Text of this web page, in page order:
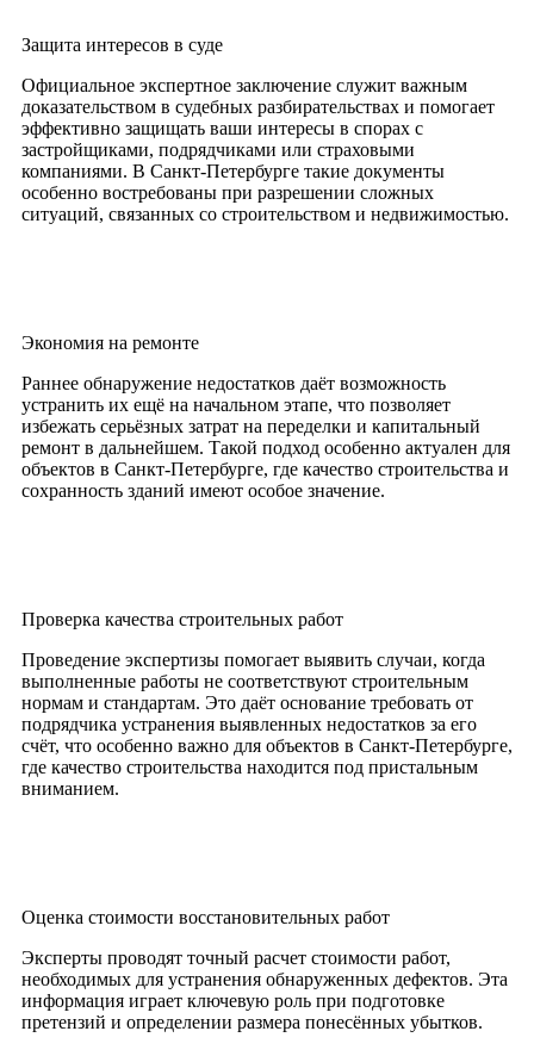
Защита интересов в суде
Официальное экспертное заключение служит важным
доказательством в судебных разбирательствах и помогает
эффективно защищать ваши интересы в спорах с
застройщиками, подрядчиками или страховыми
компаниями. В Санкт-Петербурге такие документы
особенно востребованы при разрешении сложных
ситуаций, связанных со строительством и недвижимостью.
Экономия на ремонте
Раннее обнаружение недостатков даёт возможность
устранить их ещё на начальном этапе, что позволяет
избежать серьёзных затрат на переделки и капитальный
ремонт в дальнейшем. Такой подход особенно актуален для
объектов в Санкт-Петербурге, где качество строительства и
сохранность зданий имеют особое значение.
Проверка качества строительных работ
Проведение экспертизы помогает выявить случаи, когда
выполненные работы не соответствуют строительным
нормам и стандартам. Это даёт основание требовать от
подрядчика устранения выявленных недостатков за его
счёт, что особенно важно для объектов в Санкт-Петербурге,
где качество строительства находится под пристальным
вниманием.
Оценка стоимости восстановительных работ
Эксперты проводят точный расчет стоимости работ,
необходимых для устранения обнаруженных дефектов. Эта
информация играет ключевую роль при подготовке
претензий и определении размера понесённых убытков.